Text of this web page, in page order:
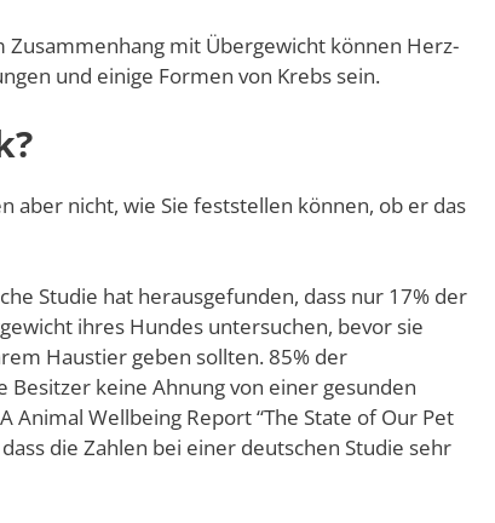
mit Übergewicht können Herz-
und einige Formen von Krebs sein.
aber nicht, wie Sie feststellen können, ob er das
Studie hat herausgefunden, dass nur 17% der
ihres Hundes untersuchen, bevor sie
Haustier geben sollten. 85% der
Besitzer keine Ahnung von einer gesunden
Animal Wellbeing Report “The State of Our Pet
die Zahlen bei einer deutschen Studie sehr